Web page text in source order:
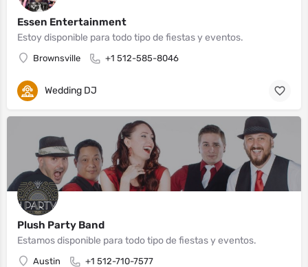
Essen Entertainment
Estoy disponible para todo tipo de fiestas y eventos.
Brownsville +1 512-585-8046
Wedding DJ
Plush Party Band
Estamos disponible para todo tipo de fiestas y eventos.
Austin +1 512-710-7577